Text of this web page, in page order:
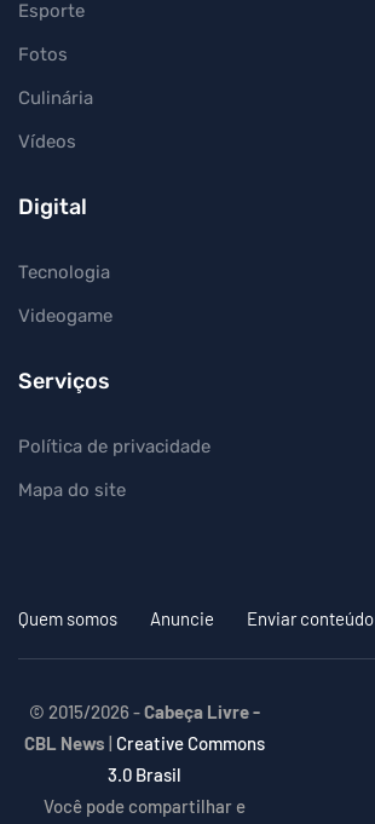
Esporte
Fotos
Culinária
Vídeos
Digital
Tecnologia
Videogame
Serviços
Política de privacidade
Mapa do site
Quem somos Anuncie Enviar conteúdo
© 2015/2026 -Cabeça Livre -
CBL News | Creative Commons
3.0 Brasil
Você pode compartilhar e